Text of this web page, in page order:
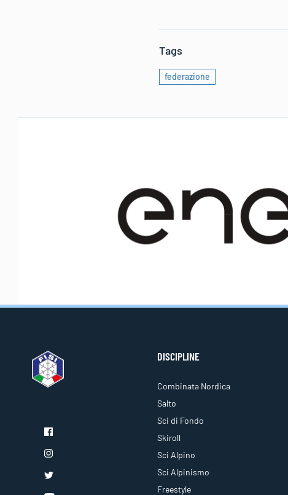
Tags
federazione
DISCIPLINE
Combinata Nordica
Salto
Sci di Fondo
Skiroll
Sci Alpino
Sci Alpinismo
Freestyle